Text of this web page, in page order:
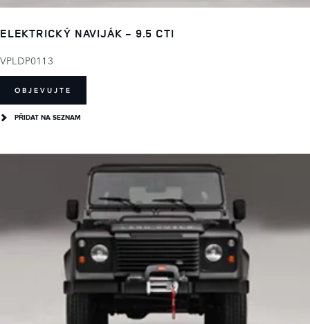
ELEKTRICKÝ NAVIJÁK - 9.5 CTI
VPLDP0113
OBJEVUJTE
PŘIDAT NA SEZNAM